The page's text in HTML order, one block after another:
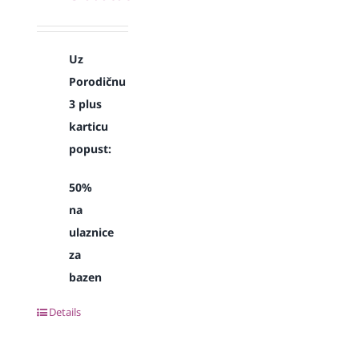
Uz
Porodičnu
3 plus
karticu
popust:
50%
na
ulaznice
za
bazen
Details